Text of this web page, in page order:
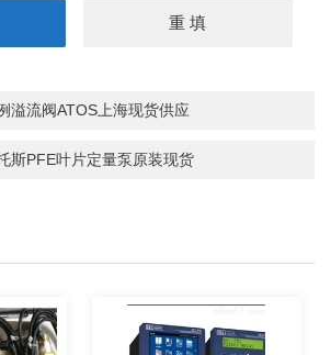
溢流阀ATOS上海现货供应
斯PFE叶片定量泵原装现货